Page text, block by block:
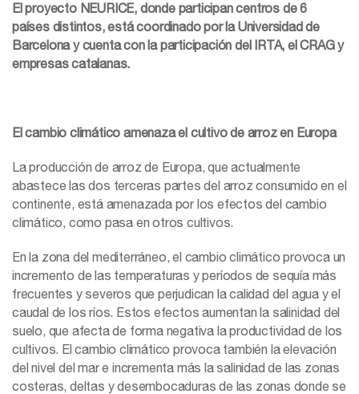
El proyecto NEURICE, donde participan centros de 6
países distintos, está coordinado por la Universidad de
Barcelona y cuenta con la participación del IRTA, el CRAG y
empresas catalanas.
El cambio climático amenaza el cultivo de arroz en Europa
La producción de arroz de Europa, que actualmente
abastece las dos terceras partes del arroz consumido en el
continente, está amenazada por los efectos del cambio
climático, como pasa en otros cultivos.
En la zona del mediterráneo, el cambio climático provoca un
incremento de las temperaturas y períodos de sequía más
frecuentes y severos que perjudican la calidad del agua y el
caudal de los ríos. Estos efectos aumentan la salinidad del
suelo, que afecta de forma negativa la productividad de los
cultivos. El cambio climático provoca también la elevación
del nivel del mar e incrementa más la salinidad de las zonas
costeras, deltas y desembocaduras de las zonas donde se